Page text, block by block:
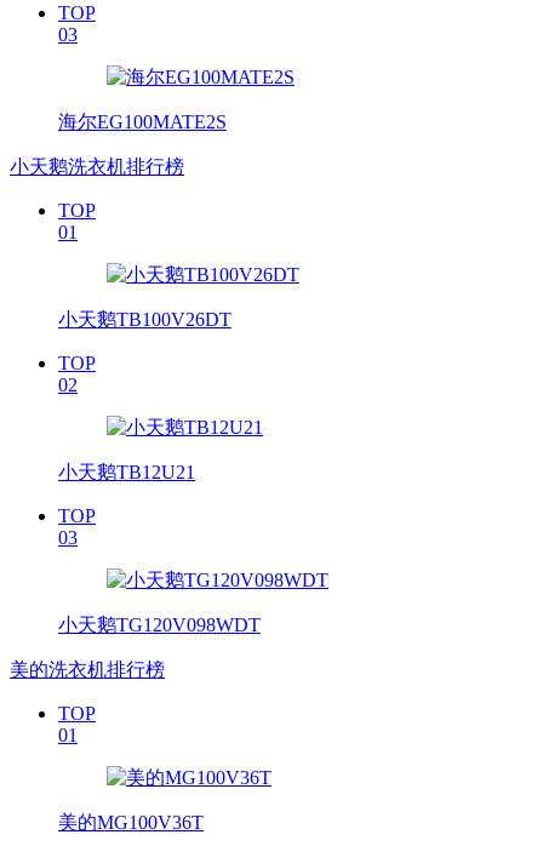
TOP
03
海尔EG100MATE2S
小天鹅洗衣机排行榜
TOP
01
小天鹅TB100V26DT
TOP
02
小天鹅TB12U21
TOP
03
小天鹅TG120V098WDT
美的洗衣机排行榜
TOP
01
美的MG100V36T